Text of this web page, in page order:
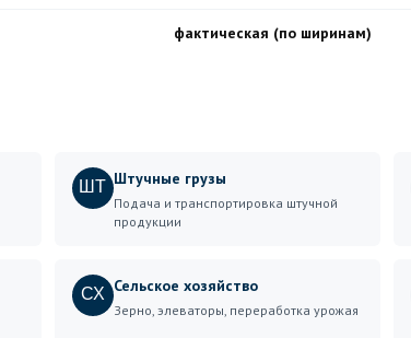
фактическая (по ширинам)
ШТ Штучные грузы
Подача и транспортировка штучной
продукции
СХ Сельское хозяйство
Зерно, элеваторы, переработка урожая